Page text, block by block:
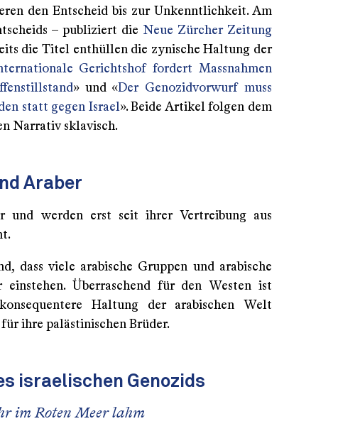
den Entscheid bis zur Unkenntlichkeit. Am
– publiziert die Neue Zürcher Zeitung
die Titel enthüllen die zynische Haltung der
Gerichtshof fordert Massnahmen
» und «Der Genozidvorwurf muss
statt gegen Israel». Beide Artikel folgen dem
Narrativ sklavisch.
Araber
und werden erst seit ihrer Vertreibung aus
dass viele arabische Gruppen und arabische
einstehen. Überraschend für den Westen ist
Haltung der arabischen Welt
ihre palästinischen Brüder.
israelischen Genozids
im Roten Meer lahm